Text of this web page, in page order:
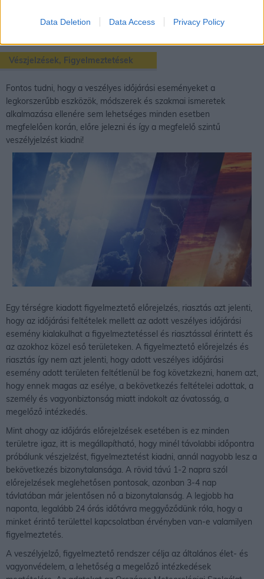
Data Deletion Data Access Privacy Policy
Vészjelzések, Figyelmeztetések
Fontos tudni, hogy a veszélyes időjárási eseményeket a
legkorszerűbb eszközök, módszerek és szakmai ismeretek
alkalmazása ellenére sem lehetséges minden esetben
megfelelően korán, előre jelezni és így a megfelelő szintű
veszélyjelzést kiadni!
Egy térségre kiadott figyelmeztető előrejelzés, riasztás azt jelenti,
hogy az időjárási feltételek mellett az adott veszélyes időjárási
esemény kialakulhat a figyelmeztetéssel és riasztással érintett és
az azokhoz közel eső területeken. A figyelmeztető előrejelzés és
riasztás így nem azt jelenti, hogy adott veszélyes időjárási
esemény adott területen feltétlenül be fog követzkezni, hanem azt,
hogy ennek magas az esélye, a bekövetkezés feltételei adottak, a
személy és vagyonbiztonság miatt indokolt az óvatosság, a
megelőző intézkedés.
Mint ahogy az időjárás előrejelzések esetében is ez minden
területre igaz, itt is megállapítható, hogy minél távolabbi időpontra
próbálunk vészjelzést, figyelmeztetést kiadni, annál nagyobb lesz a
bekövetkezés bizonytalansága. A rövid távú 1-2 napra szól
előrejelzések meglehetősen pontosak, azonban 3-4 nap
távlatában már jelentősen nő a bizonytalanság. A legjobb ha
naponta, legalább 24 órás időtávra meggyőződünk róla, hogy a
minket érintő területtel kapcsolatban érvényben van-e valamilyen
figyelmeztetés.
A veszélyjelző, figyelmeztető rendszer célja az általános élet- és
vagyonvédelem, a lehetőség a megelőző intézkedések